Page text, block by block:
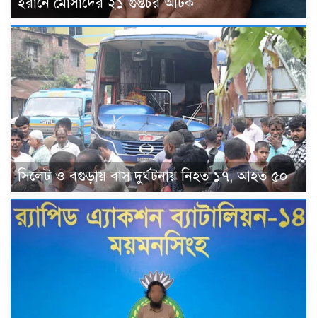
সিলেট ও বগুড়ায় বাস দুর্ঘটনায় নিহত ১৭, আহত ৫০